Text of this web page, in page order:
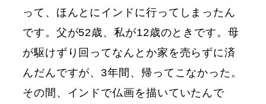
って、ほんとにインドに行ってしまったん
です。父が52歳、私が12歳のときです。母
が駆けずり回ってなんとか家を売らずに済
んだんですが、3年間、帰ってこなかった。
その間、インドで仏画を描いていたんで